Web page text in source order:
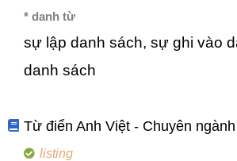
* danh từ
sự lập danh sách, sự ghi vào
danh sách
Từ điển Anh Việt - Chuyên ngành
listing